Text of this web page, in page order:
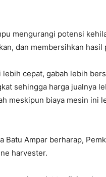
mengurangi potensi
dan membersihkan hasil
cepat, gabah lebih
sehingga harga jualnya
meskipun biaya mesin ini
Ampar berharap,
harvester.